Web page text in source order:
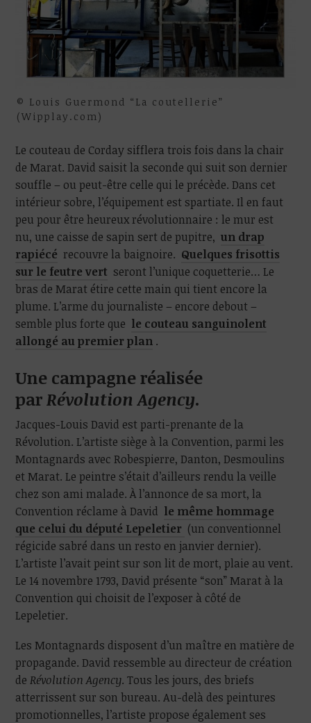
© Louis Guermond “La coutellerie”
(Wipplay.com)
Le couteau de Corday sifflera trois fois dans la chair
de Marat. David saisit la seconde qui suit son dernier
souffle – ou peut-être celle qui le précède. Dans cet
intérieur sobre, l’équipement est spartiate. Il en faut
peu pour être heureux révolutionnaire : le mur est
nu, une caisse de sapin sert de pupitre, un drap
rapiécé recouvre la baignoire. Quelques frisottis
sur le feutre vert seront l’unique coquetterie… Le
bras de Marat étire cette main qui tient encore la
plume. L’arme du journaliste – encore debout –
semble plus forte que le couteau sanguinolent
allongé au premier plan .
Une campagne réalisée
parRévolution Agency.
Jacques-Louis David est parti-prenante de la
Révolution. L’artiste siège à la Convention, parmi les
Montagnards avec Robespierre, Danton, Desmoulins
et Marat. Le peintre s’était d’ailleurs rendu la veille
chez son ami malade. À l’annonce de sa mort, la
Convention réclame à David le même hommage
que celui du député Lepeletier (un conventionnel
régicide sabré dans un resto en janvier dernier).
L’artiste l’avait peint sur son lit de mort, plaie au vent.
Le 14 novembre 1793, David présente “son” Marat à la
Convention qui choisit de l’exposer à côté de
Lepeletier.
Les Montagnards disposent d’un maître en matière de
propagande. David ressemble au directeur de création
deRévolution Agency. Tous les jours, des briefs
atterrissent sur son bureau. Au-delà des peintures
promotionnelles, l’artiste propose également ses